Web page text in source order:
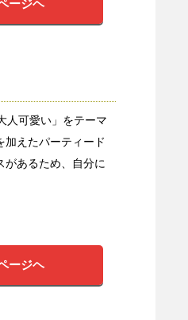
ージヘ
人可愛い」をテーマ
加えたパーティード
があるため、自分に
ージヘ